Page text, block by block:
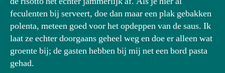
feculenten bij serveert, doe dan maar een plak gebakken
polenta, meteen goed voor het opdeppen van de saus. Ik
laat ze echter doorgaans geheel weg en doe er alleen wat
groente bij; de gasten hebben bij mij net een bord pasta
gehad.